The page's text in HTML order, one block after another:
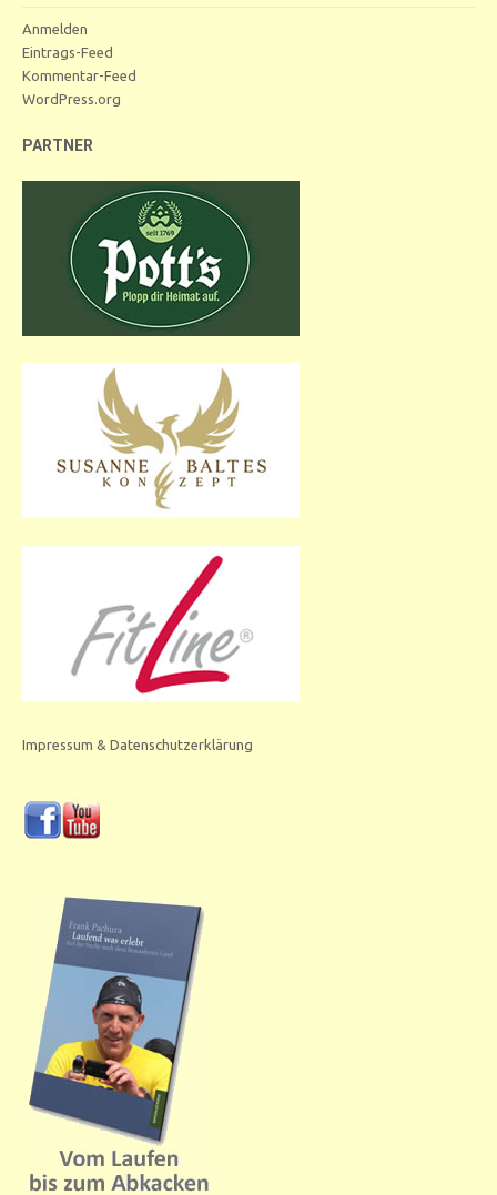
Anmelden
Eintrags-Feed
Kommentar-Feed
WordPress.org
PARTNER
Impressum & Datenschutzerklärung